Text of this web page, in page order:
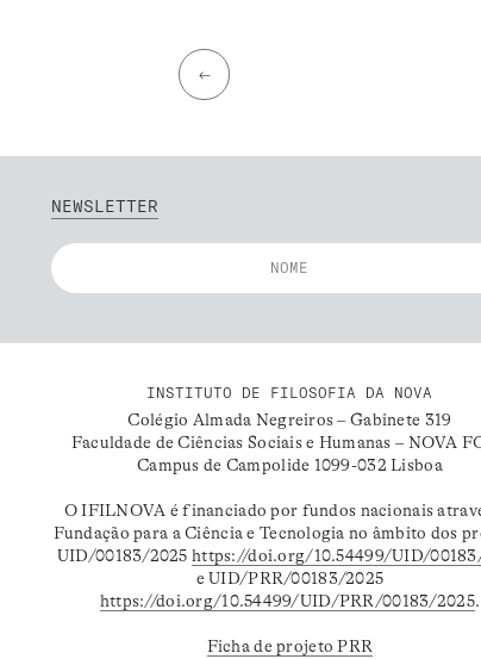
←
NEWSLETTER
INSTITUTO DE FILOSOFIA DA NOVA
Colégio Almada Negreiros – Gabinete 319
Faculdade de Ciências Sociais e Humanas – NOVA
Campus de Campolide 1099-032 Lisboa
O IFILNOVA é financiado por fundos nacionais
Fundação para a Ciência e Tecnologia no âmbito dos
UID/00183/2025https://doi.org/10.54499/UID/
e UID/PRR/00183/2025
https://doi.org/10.54499/UID/PRR/00183/2025.
Ficha de projeto PRR